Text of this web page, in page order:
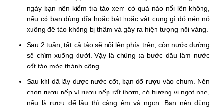
ngày bạn nên kiểm tra táo xem có quả nào nổi lên không,
nếu có bạn dùng đĩa hoặc bát hoặc vật dụng gì đó nén nó
xuống để táo không bị thâm và gây ra hiện tượng nổi váng.
Sau 2 tuần, tất cả táo sẽ nổi lên phía trên, còn nước đường
sẽ chìm xuống dưới. Vậy là chúng ta bước đầu làm nước
cốt táo mèo thành công.
Sau khi đã lấy được nước cốt, bạn đổ rượu vào chum. Nên
chọn rượu nếp vì rượu nếp rất thơm, có hương vị ngọt nhẹ,
nếu là rượu để lâu thì càng êm và ngon. Bạn nên dùng